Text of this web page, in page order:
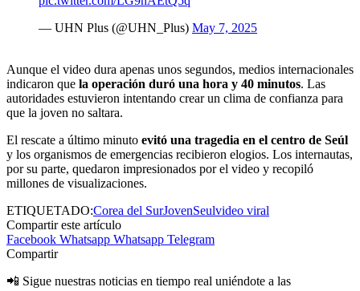
— UHN Plus (@UHN_Plus) May 7, 2025
Aunque el video dura apenas unos segundos, medios internacionales
indicaron que la operación duró una hora y 40 minutos. Las
autoridades estuvieron intentando crear un clima de confianza para
que la joven no saltara.
El rescate a último minuto evitó una tragedia en el centro de Seúl
y los organismos de emergencias recibieron elogios. Los internautas,
por su parte, quedaron impresionados por el video y recopiló
millones de visualizaciones.
ETIQUETADO:Corea del SurJovenSeulvideo viral
Compartir este artículo
Facebook Whatsapp Whatsapp Telegram
Compartir
📲 Sigue nuestras noticias en tiempo real uniéndote a las